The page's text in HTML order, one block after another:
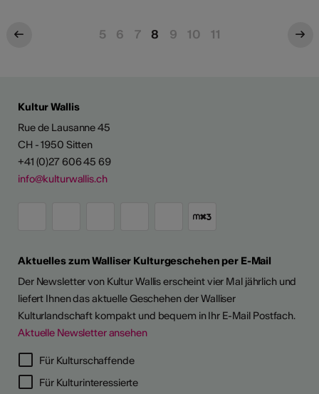
5 6 7 8 9 10 11
Kultur Wallis
Rue de Lausanne 45
CH - 1950 Sitten
+41 (0)27 606 45 69
info@kulturwallis.ch
Aktuelles zum Walliser Kulturgeschehen per E-Mail
Der Newsletter von Kultur Wallis erscheint vier Mal jährlich und
liefert Ihnen das aktuelle Geschehen der Walliser
Kulturlandschaft kompakt und bequem in Ihr E-Mail Postfach.
Aktuelle Newsletter ansehen
Für Kulturschaffende
Für Kulturinteressierte